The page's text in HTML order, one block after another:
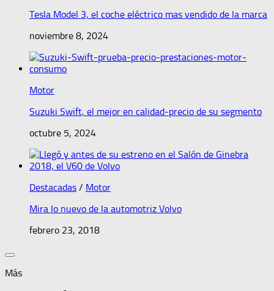
Tesla Model 3, el coche eléctrico mas vendido de la marca
noviembre 8, 2024
Motor
Suzuki Swift, el mejor en calidad-precio de su segmento
octubre 5, 2024
Destacadas / Motor
Mira lo nuevo de la automotriz Volvo
febrero 23, 2018
Más